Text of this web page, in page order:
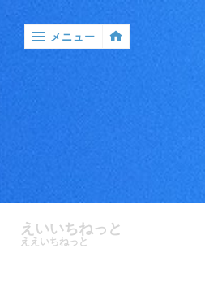
ケ
ー
メニュー
えいいちねっと
ええいちねっと